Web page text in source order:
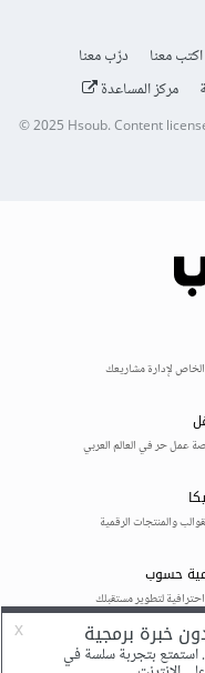
اكتب معنا
درّب معنا
مركز المساعدة
© 2025Hsoub.Content